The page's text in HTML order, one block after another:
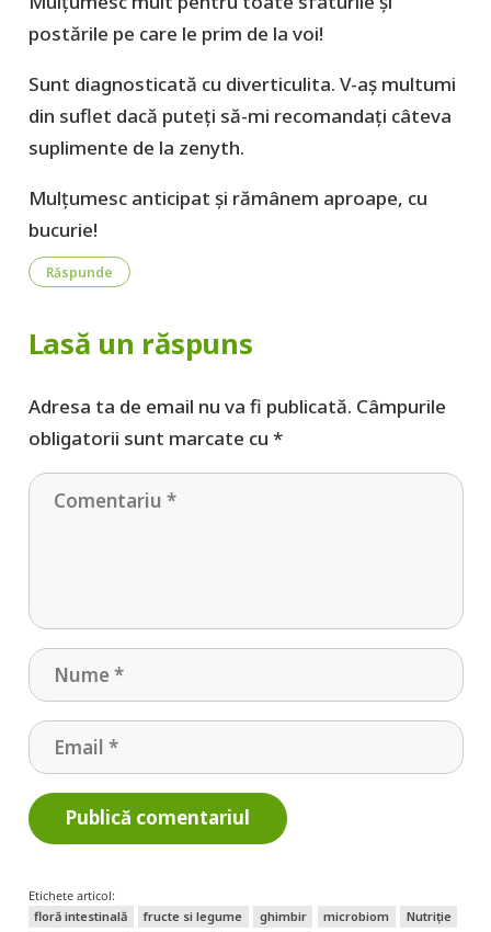
postările pe care le prim de la voi!
Sunt diagnosticată cu diverticulita. V-aș multumi
din suflet dacă puteți să-mi recomandați câteva
suplimente de la zenyth.
Mulțumesc anticipat și rămânem aproape, cu
bucurie!
Răspunde
Lasă un răspuns
Adresa ta de email nu va fi publicată. Câmpurile
obligatorii sunt marcate cu *
Publică comentariul
Etichete articol:
floră intestinală
fructe si legume ghimbir microbiom
Nutriție